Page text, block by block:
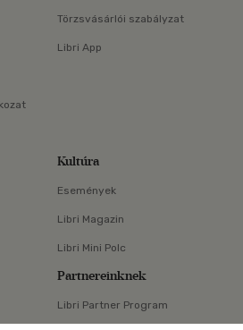
Törzsvásárlói szabályzat
Libri App
Kultúra
Események
Libri Magazin
Libri Mini Polc
Partnereinknek
Libri Partner Program